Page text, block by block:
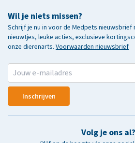
Wil je niets missen?
Schrijf je nu in voor de Medpets nieuwsbrief
nieuwtjes, leuke acties, exclusieve
onze dierenarts. Voorwaarden nieuwsbrief
Inschrijven
Volg je ons al?